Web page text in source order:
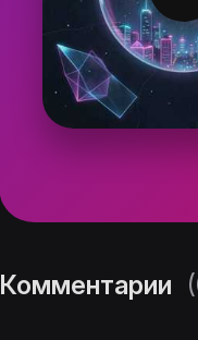
Комментарии